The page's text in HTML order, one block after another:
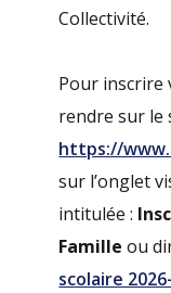
Collectivité.
Pour inscrire
rendre sur le
https://
sur l’onglet
intitulée :
Familleou
scolaire